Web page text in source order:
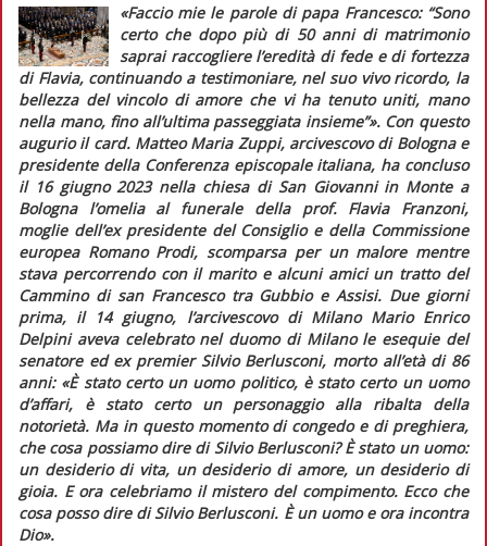
«Faccio mie le parole di papa Francesco: “Sono
certo che dopo più di 50 anni di matrimonio
saprai raccogliere l’eredità di fede e di fortezza
di Flavia, continuando a testimoniare, nel suo vivo ricordo, la
bellezza del vincolo di amore che vi ha tenuto uniti, mano
nella mano, fino all’ultima passeggiata insieme”». Con questo
augurio il card. Matteo Maria Zuppi, arcivescovo di Bologna e
presidente della Conferenza episcopale italiana, ha concluso
il 16 giugno 2023 nella chiesa di San Giovanni in Monte a
Bologna l’omelia al funerale della prof. Flavia Franzoni,
moglie dell’ex presidente del Consiglio e della Commissione
europea Romano Prodi, scomparsa per un malore mentre
stava percorrendo con il marito e alcuni amici un tratto del
Cammino di san Francesco tra Gubbio e Assisi. Due giorni
prima, il 14 giugno, l’arcivescovo di Milano Mario Enrico
Delpini aveva celebrato nel duomo di Milano le esequie del
senatore ed ex premierSilvio Berlusconi, morto all’età di 86
anni: «È stato certo un uomo politico, è stato certo un uomo
d’affari, è stato certo un personaggio alla ribalta della
notorietà. Ma in questo momento di congedo e di preghiera,
che cosa possiamo dire di Silvio Berlusconi? È stato un uomo:
un desiderio di vita, un desiderio di amore, un desiderio di
gioia. E ora celebriamo il mistero del compimento. Ecco che
cosa posso dire di Silvio Berlusconi. È un uomo e ora incontra
Dio».